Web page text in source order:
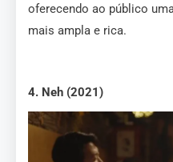
oferecendo ao público
mais ampla e rica.
4. Neh (2021)